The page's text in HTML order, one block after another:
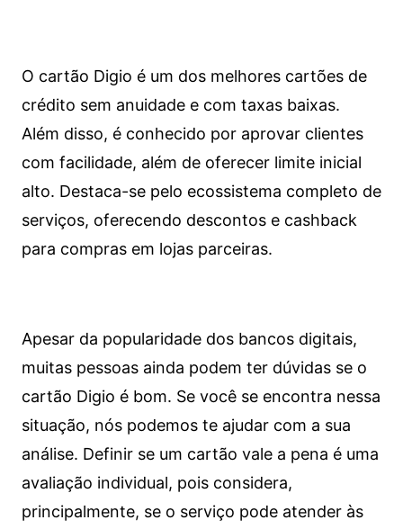
O cartão Digio é um dos melhores cartões de
crédito sem anuidade e com taxas baixas.
Além disso, é conhecido por aprovar clientes
com facilidade, além de oferecer limite inicial
alto. Destaca-se pelo ecossistema completo de
serviços, oferecendo descontos e cashback
para compras em lojas parceiras.
Apesar da popularidade dos bancos digitais,
muitas pessoas ainda podem ter dúvidas se o
cartão Digio é bom. Se você se encontra nessa
situação, nós podemos te ajudar com a sua
análise. Definir se um cartão vale a pena é uma
avaliação individual, pois considera,
principalmente, se o serviço pode atender às